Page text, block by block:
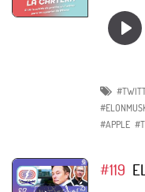
#APPLE
#119